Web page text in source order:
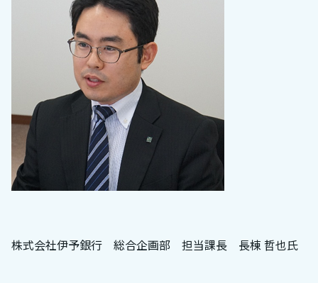
株式会社伊予銀行 総合企画部 担当課長 長棟 哲也氏